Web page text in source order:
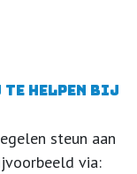
te helpen bij
steun aan
via: